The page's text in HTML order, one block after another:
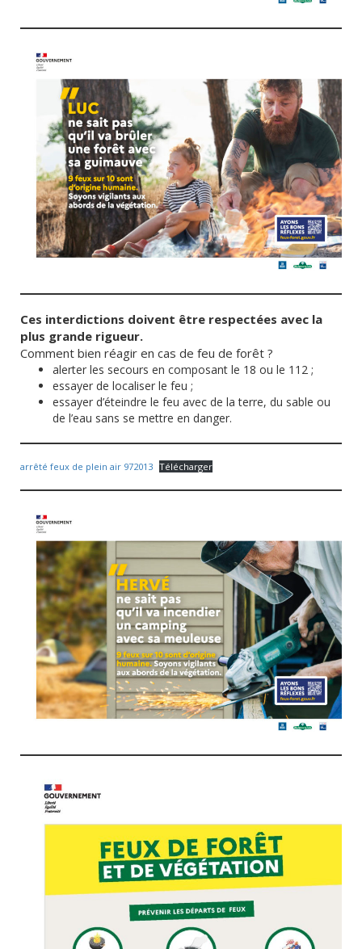
Ces interdictions doivent être respectées avec la
plus grande rigueur.
Comment bien réagir en cas de feu de forêt ?
alerter les secours en composant le 18 ou le 112 ;
essayer de localiser le feu ;
essayer d’éteindre le feu avec de la terre, du sable ou
de l’eau sans se mettre en danger.
arrêté feux de plein air 972013 Télécharger